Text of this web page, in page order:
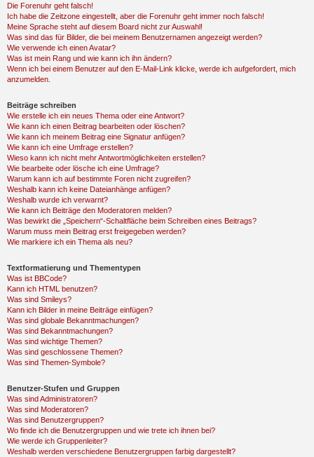
Die Forenuhr geht falsch!
Ich habe die Zeitzone eingestellt, aber die Forenuhr geht immer noch falsch!
Meine Sprache steht auf diesem Board nicht zur Auswahl!
Was sind das für Bilder, die bei meinem Benutzernamen angezeigt werden?
Wie verwende ich einen Avatar?
Was ist mein Rang und wie kann ich ihn ändern?
Wenn ich bei einem Benutzer auf den E-Mail-Link klicke, werde ich aufgefordert, mich
anzumelden.
Beiträge schreiben
Wie erstelle ich ein neues Thema oder eine Antwort?
Wie kann ich einen Beitrag bearbeiten oder löschen?
Wie kann ich meinem Beitrag eine Signatur anfügen?
Wie kann ich eine Umfrage erstellen?
Wieso kann ich nicht mehr Antwortmöglichkeiten erstellen?
Wie bearbeite oder lösche ich eine Umfrage?
Warum kann ich auf bestimmte Foren nicht zugreifen?
Weshalb kann ich keine Dateianhänge anfügen?
Weshalb wurde ich verwarnt?
Wie kann ich Beiträge den Moderatoren melden?
Was bewirkt die „Speichern“-Schaltfläche beim Schreiben eines Beitrags?
Warum muss mein Beitrag erst freigegeben werden?
Wie markiere ich ein Thema als neu?
Textformatierung und Thementypen
Was ist BBCode?
Kann ich HTML benutzen?
Was sind Smileys?
Kann ich Bilder in meine Beiträge einfügen?
Was sind globale Bekanntmachungen?
Was sind Bekanntmachungen?
Was sind wichtige Themen?
Was sind geschlossene Themen?
Was sind Themen-Symbole?
Benutzer-Stufen und Gruppen
Was sind Administratoren?
Was sind Moderatoren?
Was sind Benutzergruppen?
Wo finde ich die Benutzergruppen und wie trete ich ihnen bei?
Wie werde ich Gruppenleiter?
Weshalb werden verschiedene Benutzergruppen farbig dargestellt?